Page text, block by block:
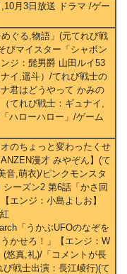
月3日放送 ドラマ /ゲー
ぐる,物語」(元てれび戦
びマイスター「シャボン
ジ：髭男爵 山田ルイ53
イ,遥斗）/てれび戦士の
君はどうやって かみの
てれび戦士：ギュナイ,
ハローハロー」/ゲーム
のちょっと変わったくせ
漫才 みやぞん】(て
音,萌衣)/ピンクモンスタ
ーズン2 第6話「かさ回
エンジ：小島よしお】
「うかぶUFOのなぞを
かせろ！」【エンジ：W
悠真,礼)/「コメントが長
び戦士出演：長江崚行)(て